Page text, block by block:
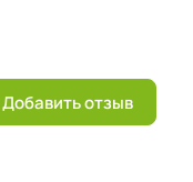
Добавить отзыв